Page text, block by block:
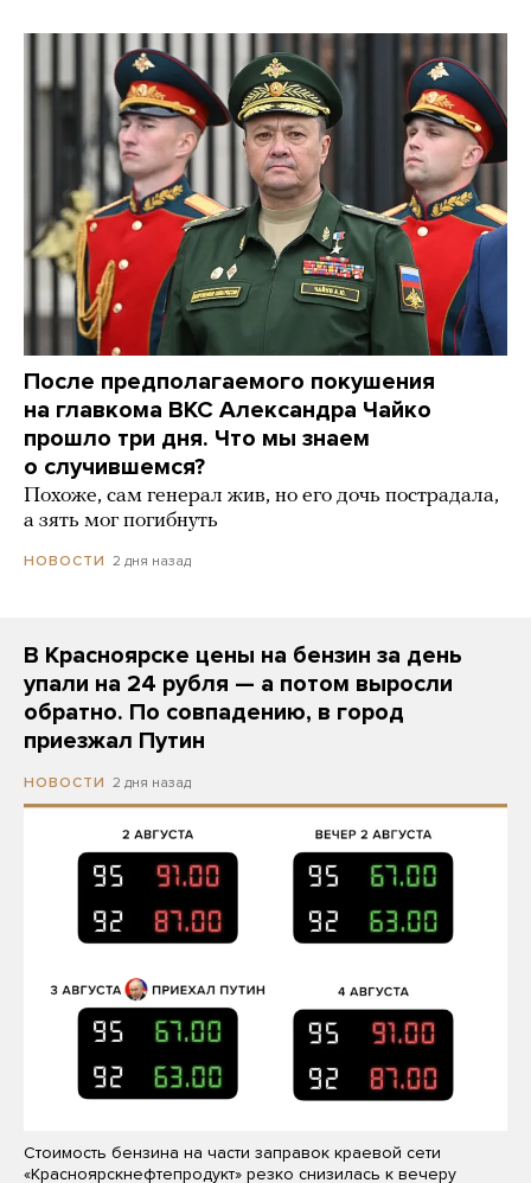
После предполагаемого покушения
на главкома ВКС Александра Чайко
прошло три дня. Что мы знаем
о случившемся?
Похоже, сам генерал жив, но его дочь пострадала,
а зять мог погибнуть
НОВОСТИ 2 дня назад
В Красноярске цены на бензин за день
упали на 24 рубля — а потом выросли
обратно. По совпадению, в город
приезжал Путин
НОВОСТИ 2 дня назад
Стоимость бензина на части заправок краевой сети
«Красноярскнефтепродукт» резко снизилась к вечеру